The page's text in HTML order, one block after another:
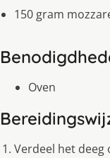
150 gram
Oven
Verdeel het deeg